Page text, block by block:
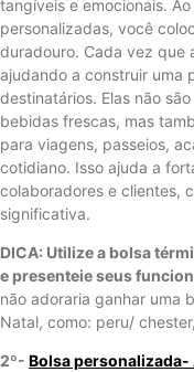
tangíveis e emocionais.
personalizadas, você
duradouro. Cada vez que
ajudando a construir uma
destinatários. Elas não
bebidas frescas, mas
para viagens, passeios,
cotidiano. Isso ajuda a
colaboradores e clientes,
significativa.
DICA: Utilize a bolsa
e presenteie seus
não adoraria ganhar uma
Natal, como: peru/
2º- Bolsa personalizada-